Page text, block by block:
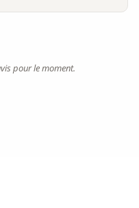
pour le moment.